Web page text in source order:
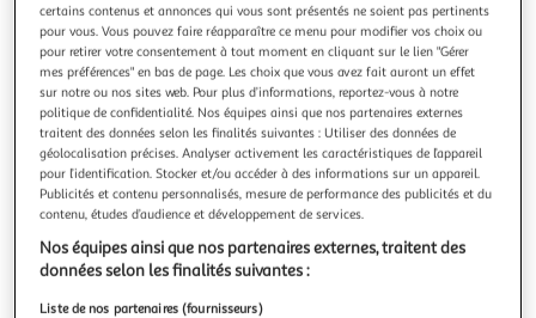
CHARLES ANTONA
Confiture extra de pêche abricot et miel de Corse 60%
fruit
Gourmande association de deux fruits d’été avec le goûteux
miel AOP de Corse, la Confiture Extra de Corse Charles
Antona Pêche-Abricot Miel est un véritable plaisir pour vos
papilles. A déguster aussi bien sur des crêpes qu’en
accompagnement de fromages tels que le brocciu, la
En savoir +
350g
certains contenus et annonces qui vous sont présentés ne soient pas pertinents
pour vous. Vous pouvez faire réapparaître ce menu pour modifier vos choix ou
pour retirer votre consentement à tout moment en cliquant sur le lien "Gérer
mes préférences" en bas de page. Les choix que vous avez fait auront un effet
sur notre ou nos sites web. Pour plus d’informations, reportez-vous à notre
politique de confidentialité. Nos équipes ainsi que nos partenaires externes
traitent des données selon les finalités suivantes : Utiliser des données de
géolocalisation précises. Analyser activement les caractéristiques de l’appareil
pour l’identification. Stocker et/ou accéder à des informations sur un appareil.
Publicités et contenu personnalisés, mesure de performance des publicités et du
contenu, études d’audience et développement de services.
Nos équipes ainsi que nos partenaires externes, traitent des
données selon les finalités suivantes :
Liste de nos partenaires (fournisseurs)